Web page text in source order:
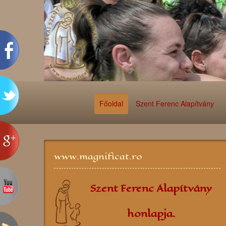
Főoldal Szent Ferenc Alapítvány
www.magnificat.ro
Szent Ferenc Alapítvány
honlapja.